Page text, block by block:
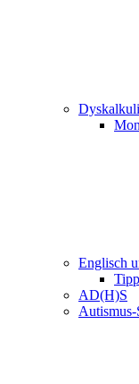
Englisch
AD(H)S